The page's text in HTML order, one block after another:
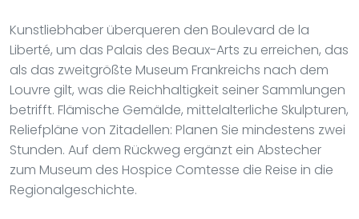
Kunstliebhaber überqueren den Boulevard de la
Liberté, um das Palais des Beaux-Arts zu erreichen, das
als das zweitgrößte Museum Frankreichs nach dem
Louvre gilt, was die Reichhaltigkeit seiner Sammlungen
betrifft. Flämische Gemälde, mittelalterliche Skulpturen,
Reliefpläne von Zitadellen: Planen Sie mindestens zwei
Stunden. Auf dem Rückweg ergänzt ein Abstecher
zum Museum des Hospice Comtesse die Reise in die
Regionalgeschichte.